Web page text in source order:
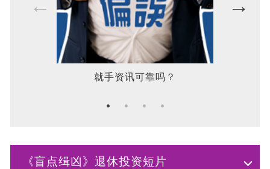
就手资讯可靠吗？
《盲点缉凶》退休投资短片